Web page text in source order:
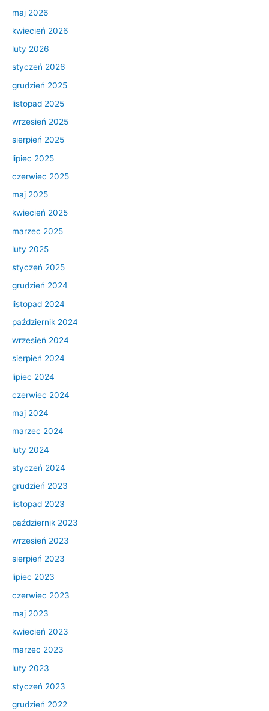
maj 2026
kwiecień 2026
luty 2026
styczeń 2026
grudzień 2025
listopad 2025
wrzesień 2025
sierpień 2025
lipiec 2025
czerwiec 2025
maj 2025
kwiecień 2025
marzec 2025
luty 2025
styczeń 2025
grudzień 2024
listopad 2024
październik 2024
wrzesień 2024
sierpień 2024
lipiec 2024
czerwiec 2024
maj 2024
marzec 2024
luty 2024
styczeń 2024
grudzień 2023
listopad 2023
październik 2023
wrzesień 2023
sierpień 2023
lipiec 2023
czerwiec 2023
maj 2023
kwiecień 2023
marzec 2023
luty 2023
styczeń 2023
grudzień 2022